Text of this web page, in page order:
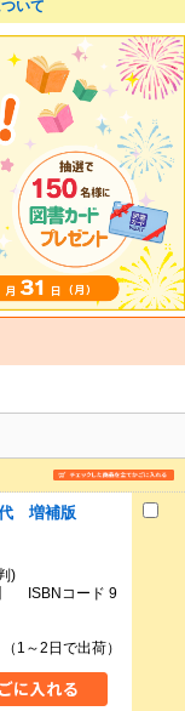
いて
代 増補版
)
】 ISBNコード 9
1～2日で出荷）